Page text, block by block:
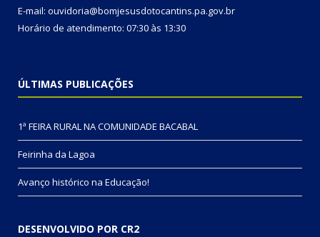
E-mail: ouvidoria@bomjesusdotocantins.pa.gov.br
Horário de atendimento: 07:30 às 13:30
ÚLTIMAS PUBLICAÇÕES
1ª FEIRA RURAL NA COMUNIDADE BACABAL
Feirinha da Lagoa
Avanço histórico na Educação!
DESENVOLVIDO POR CR2